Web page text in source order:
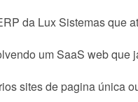
da Lux Sistemas que
um SaaS web que
sites de pagina única